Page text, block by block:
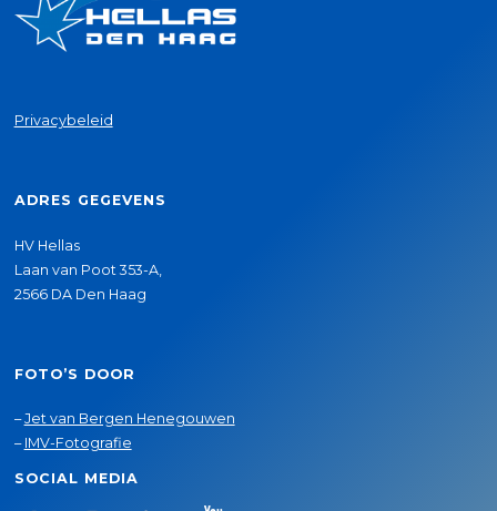
Privacybeleid
ADRES GEGEVENS
HV Hellas
Laan van Poot 353-A,
2566 DA Den Haag
FOTO’S DOOR
–Jet van Bergen Henegouwen
– IMV-Fotografie
SOCIAL MEDIA